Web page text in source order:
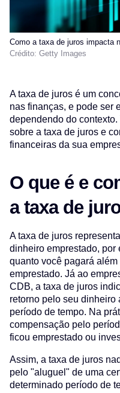
Como a taxa de juros impacta
Crédito: Getty Images
A taxa de juros é um
nas finanças, e pode ser
dependendo do
sobre a taxa de juros e
financeiras da sua
O que é e
a taxa de
A taxa de juros
dinheiro emprestado, por
quanto você pagará
emprestado. Já ao
CDB, a taxa de juros
retorno pelo seu dinheiro
período de tempo. Na
compensação pelo
ficou emprestado ou
Assim, a taxa de juros
pelo "aluguel" de uma
determinado período de